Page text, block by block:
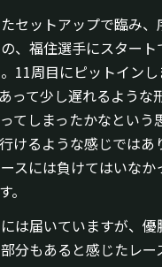
セットアップで臨み、
、福住選手にスタート
11周目にピットインし
って少し遅れるような
てしまったかなという
けるような感じではあ
スには負けてはいなか
は届いていますが、優
分もあると感じたレー